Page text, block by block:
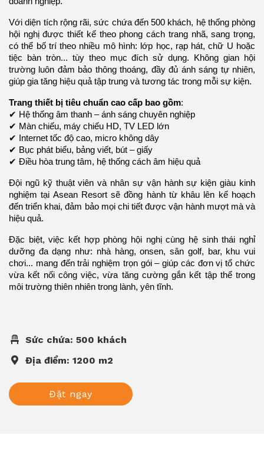
Với diện tích rộng rãi, sức chứa đến 500 khách, hệ thống phòng
hội nghị được thiết kế theo phong cách trang nhã, sang trọng,
có thể bố trí theo nhiều mô hình: lớp học, rạp hát, chữ U hoặc
tiệc bàn tròn... tùy theo mục đích sử dụng. Không gian hội
trường luôn đảm bảo thông thoáng, đầy đủ ánh sáng tự nhiên,
giúp gia tăng hiệu quả tập trung và tương tác trong mỗi sự kiện.
Trang thiết bị tiêu chuẩn cao cấp bao gồm:
✔ Hệ thống âm thanh – ánh sáng chuyên nghiệp
✔ Màn chiếu, máy chiếu HD, TV LED lớn
✔ Internet tốc độ cao, micro không dây
✔ Bục phát biểu, bảng viết, bút – giấy
✔ Điều hòa trung tâm, hệ thống cách âm hiệu quả
Đội ngũ kỹ thuật viên và nhân sự vận hành sự kiện giàu kinh
nghiệm tại Asean Resort sẽ đồng hành từ khâu lên kế hoạch
đến triển khai, đảm bảo mọi chi tiết được vận hành mượt mà và
hiệu quả.
Đặc biệt, việc kết hợp phòng hội nghị cùng hệ sinh thái nghỉ
dưỡng đa dạng như: nhà hàng, onsen, sân golf, bar, khu vui
chơi... mang đến trải nghiệm trọn gói – giúp các đơn vị tổ chức
vừa kết nối công việc, vừa tăng cường gắn kết tập thể trong
môi trường thiên nhiên trong lành, yên tĩnh.
Sức chứa: 500 khách
Địa điểm: 1200 m2
Đặt ngay